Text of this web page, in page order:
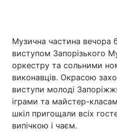
Музична частина вечора
виступом Запорізького
оркестру та сольними
виконавців. Окрасою
виступи молоді
іграми та майстер-
шкіл пригощали всіх
випічкою і чаєм.